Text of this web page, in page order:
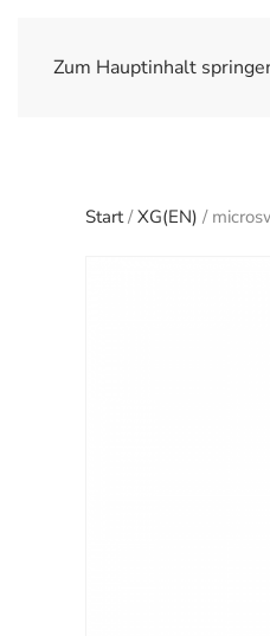
Zum Hauptinhalt
Start/XG(EN) /